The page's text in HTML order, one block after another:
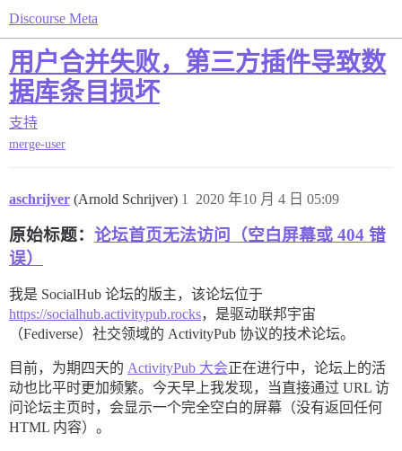
Discourse Meta
用户合并失败，第三方插件导致数
据库条目损坏
支持
merge-user
aschrijver (Arnold Schrijver) 2020 年10 月 4 日 05:09
1
原始标题： 论坛首页无法访问（空白屏幕或 404 错
误）
我是 SocialHub 论坛的版主，该论坛位于
https://socialhub.activitypub.rocks，是驱动联邦宇宙
（Fediverse）社交领域的 ActivityPub 协议的技术论坛。
目前，为期四天的 ActivityPub 大会正在进行中，论坛上的活
动也比平时更加频繁。今天早上我发现，当直接通过 URL 访
问论坛主页时，会显示一个完全空白的屏幕（没有返回任何
HTML 内容）。